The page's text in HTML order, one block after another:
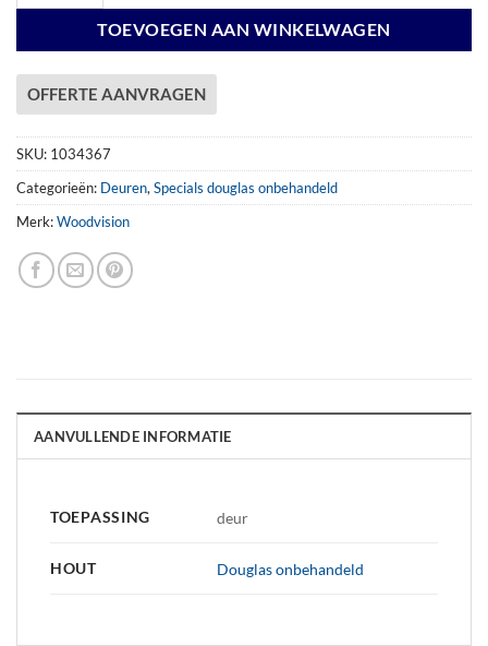
TOEVOEGEN AAN WINKELWAGEN
OFFERTE AANVRAGEN
SKU: 1034367
Categorieën: Deuren,Specials douglas onbehandeld
Merk:Woodvision
AANVULLENDE INFORMATIE
TOEPASSING deur
HOUT Douglas onbehandeld